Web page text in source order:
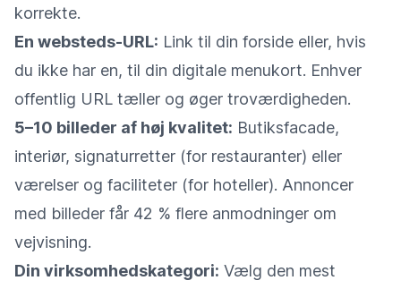
korrekte.
En websteds-URL: Link til din forside eller, hvis
du ikke har en, til din digitale menukort. Enhver
offentlig URL tæller og øger troværdigheden.
5–10 billeder af høj kvalitet: Butiksfacade,
interiør, signaturretter (for restauranter) eller
værelser og faciliteter (for hoteller). Annoncer
med billeder får 42 % flere anmodninger om
vejvisning.
Din virksomhedskategori: Vælg den mest